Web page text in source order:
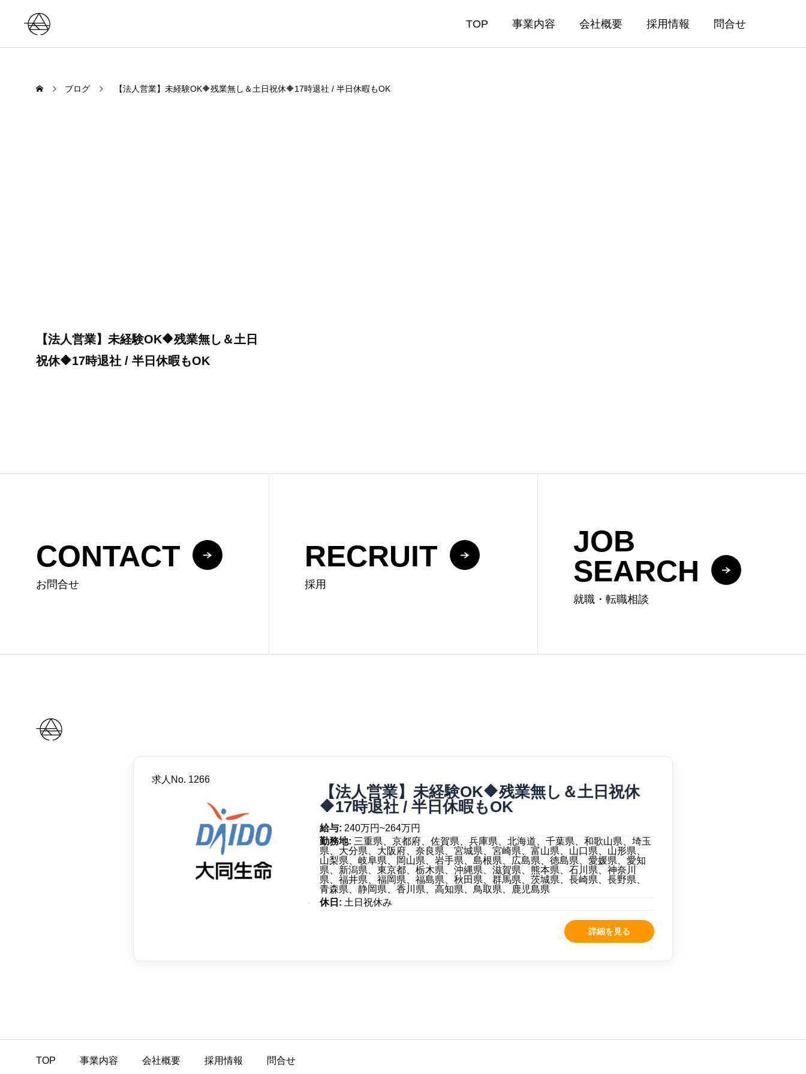
TOP 事業内容 会社概要 採用情報 問合せ
ブログ 【法人営業】未経験OK🔶残業無し＆土日祝休🔶17時退社 / 半日休暇もOK
【法人営業】未経験OK🔶残業無し＆土日
祝休🔶17時退社 / 半日休暇もOK
CONTACT
お問合せ
RECRUIT
採用
JOB
SEARCH
就職・転職相談
求人No. 1266
【法人営業】未経験OK🔶残業無し＆土日祝休
🔶17時退社 / 半日休暇もOK
給与: 240万円~264万円
勤務地: 三重県、京都府、佐賀県、兵庫県、北海道、千葉県、和歌山県、埼玉
県、大分県、大阪府、奈良県、宮城県、宮崎県、富山県、山口県、山形県、
山梨県、岐阜県、岡山県、岩手県、島根県、広島県、徳島県、愛媛県、愛知
県、新潟県、東京都、栃木県、沖縄県、滋賀県、熊本県、石川県、神奈川
県、福井県、福岡県、福島県、秋田県、群馬県、茨城県、長崎県、長野県、
青森県、静岡県、香川県、高知県、鳥取県、鹿児島県
休日: 土日祝休み
詳細を見る
TOP 事業内容 会社概要 採用情報 問合せ